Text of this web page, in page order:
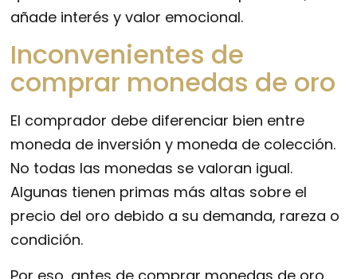
añade interés y valor emocional.
Inconvenientes de
comprar monedas de oro
El comprador debe diferenciar bien entre
moneda de inversión y moneda de colección.
No todas las monedas se valoran igual.
Algunas tienen primas más altas sobre el
precio del oro debido a su demanda, rareza o
condición.